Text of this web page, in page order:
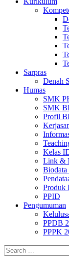
Sarpras
Denah
Humas
SMK
SMK
Profil
Kelas
Link &
Biodata
Produk
PPID
Pengumuman
PPDB
PPPK
Search
for: